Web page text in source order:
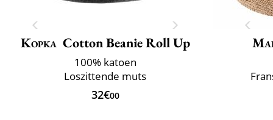
Kopka Cotton Beanie Roll Up
100% katoen
Loszittende muts
32€00